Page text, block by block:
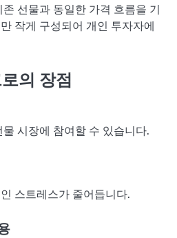
선물과 동일한 가격 흐름을 기
작게 구성되어 개인 투자자에
의 장점
시장에 참여할 수 있습니다.
스트레스가 줄어듭니다.